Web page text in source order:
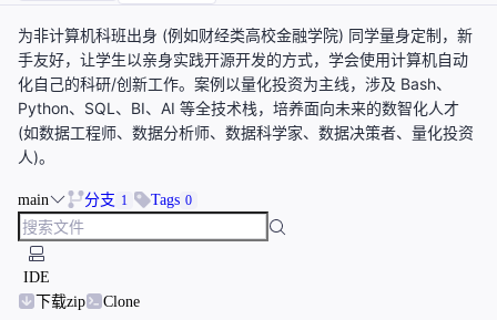
为非计算机科班出身 (例如财经类高校金融学院) 同学量身定制，新
手友好，让学生以亲身实践开源开发的方式，学会使用计算机自动
化自己的科研/创新工作。案例以量化投资为主线，涉及 Bash、
Python、SQL、BI、AI 等全技术栈，培养面向未来的数智化人才
(如数据工程师、数据分析师、数据科学家、数据决策者、量化投资
人)。
main 分支 1 Tags 0
IDE
下载zip
Clone